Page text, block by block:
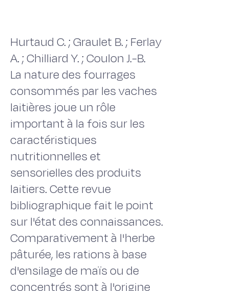
Hurtaud C. ; Graulet B. ; Ferlay
A. ; Chilliard Y. ; Coulon J.-B.
La nature des fourrages
consommés par les vaches
laitières joue un rôle
important à la fois sur les
caractéristiques
nutritionnelles et
sensorielles des produits
laitiers. Cette revue
bibliographique fait le point
sur l'état des connaissances.
Comparativement à l'herbe
pâturée, les rations à base
d'ensilage de maïs ou de
concentrés sont à l'origine